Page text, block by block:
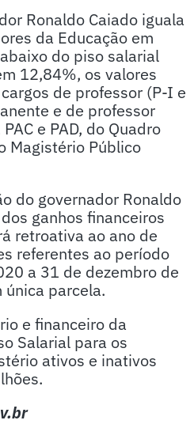
Ronaldo Caiado iguala
da Educação em
do piso salarial
12,84%, os valores
de professor (P-I e
e de professor
e PAD, do Quadro
Magistério Público
do governador Ronaldo
ganhos financeiros
retroativa ao ano de
referentes ao período
a 31 de dezembro de
parcela.
e financeiro da
Salarial para os
ativos e inativos